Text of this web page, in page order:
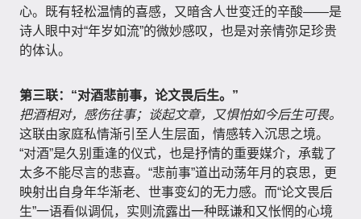
心。既有轻松温情的喜感，又暗含人世变迁的辛酸——是
诗人眼中对“年岁如流”的微妙感叹，也是对亲情弥足珍贵
的体认。
第三联：“对酒悲前事，论文畏后生。”
把酒相对，感伤往事；谈起文章，又惧怕如今后生可畏。
这联由家庭私情渐引至人生层面，情感转入沉思之境。
“对酒”是久别重逢的仪式，也是抒情的重要媒介，承载了
太多不能尽言的悲喜。“悲前事”道出动荡年月的哀思，更
映射出自身年华渐老、世事变幻的无力感。而“论文畏后
生”一语看似调侃，实则流露出一种既谦和又怅惘的心境